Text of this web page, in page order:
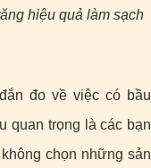
hiệu quả làm sạch
đo về việc có bầu
quan trọng là các bạn
chọn những sản